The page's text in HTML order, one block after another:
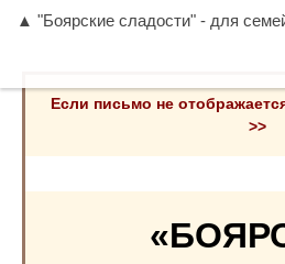
▲ "Боярские сладости" - для
Если письмо не
>>